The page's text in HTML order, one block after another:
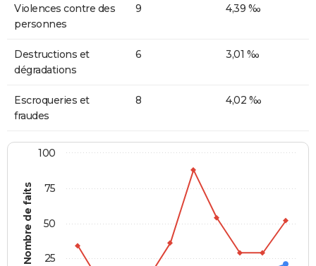
Violences contre des
personnes
9 4,39 ‰
Destructions et
dégradations
6 3,01 ‰
Escroqueries et
fraudes
8 4,02 ‰
Nombre de faits 25
50
75
100